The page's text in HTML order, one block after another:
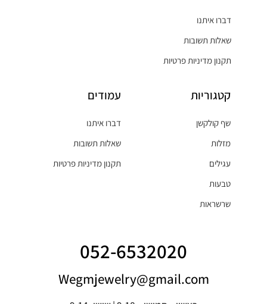
דברו איתנו
שאלות תשובות
תקנון מדיניות פרטיות
קטגוריות
שף קולקשן
מזלות
עגילים
טבעות
שרשראות
עמודים
דברו איתנו
שאלות תשובות
תקנון מדיניות פרטיות
052-6532020
Wegmjewelry@gmail.com